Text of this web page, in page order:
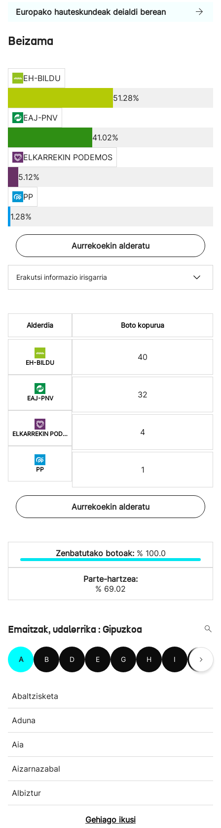
Europako hauteskundeak deialdi berean
Beizama
EH-BILDU
51.28%
EAJ-PNV
41.02%
ELKARREKIN PODEMOS
5.12%
PP
1.28%
Aurrekoekin alderatu
Erakutsi informazio irisgarria
Alderdia
EH-BILDU
EAJ-PNV
ELKARREKIN PODEMOS
PP
Boto kopurua
40
32
4
1
Aurrekoekin alderatu
Zenbatutako botoak: % 100.0
Parte-hartzea:
% 69.02
Emaitzak, udalerrika : Gipuzkoa
A B D E G H I L
Abaltzisketa
Aduna
Aia
Aizarnazabal
Albiztur
Gehiago ikusi